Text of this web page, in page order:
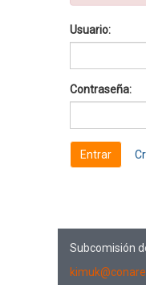
Usuario:
Contraseña:
Subcomisión